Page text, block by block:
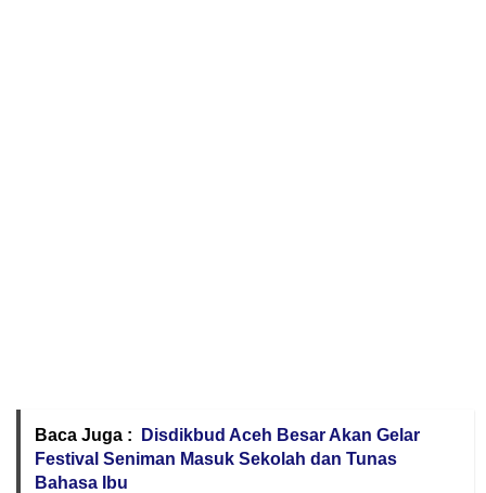
Baca Juga :
Disdikbud Aceh Besar Akan Gelar
Festival Seniman Masuk Sekolah dan Tunas
Bahasa Ibu